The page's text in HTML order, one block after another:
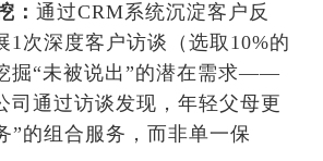
： 通过CRM系统沉淀客户反
1次深度客户访谈（选取10%的
掘“未被说出”的潜在需求——
司通过访谈发现，年轻父母更
”的组合服务，而非单一保